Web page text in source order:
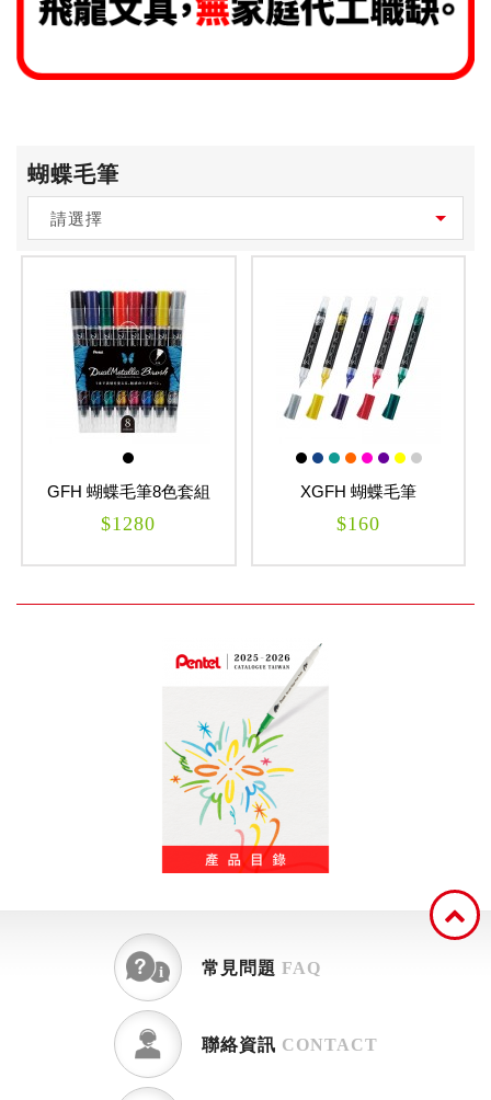
蝴蝶毛筆
請選擇
GFH 蝴蝶毛筆8色套組
$1280
XGFH 蝴蝶毛筆
$160
常見問題 FAQ
聯絡資訊 CONTACT